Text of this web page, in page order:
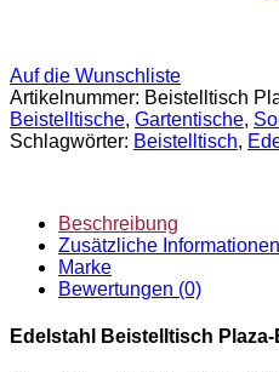
Auf die Wunschliste
Artikelnummer: Beistelltisch
Beistelltische, Gartentische,
Schlagwörter: Beistelltisch,
Beschreibung
Zusätzliche Informationen
Marke
Bewertungen (0)
Edelstahl Beistelltisch Plaza-